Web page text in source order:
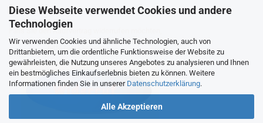
Diese Webseite verwendet Cookies und andere
Technologien
Wir verwenden Cookies und ähnliche Technologien, auch von
Drittanbietern, um die ordentliche Funktionsweise der Website zu
gewährleisten, die Nutzung unseres Angebotes zu analysieren und Ihnen
ein bestmögliches Einkaufserlebnis bieten zu können. Weitere
Informationen finden Sie in unserer Datenschutzerklärung.
Alle Akzeptieren
_________________________________________________
Falls Sie den Kaufvertrag widerrufen möchten,
bitte hier klicken: